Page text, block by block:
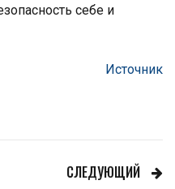
себе и
Источник
СЛЕДУЮЩИЙ